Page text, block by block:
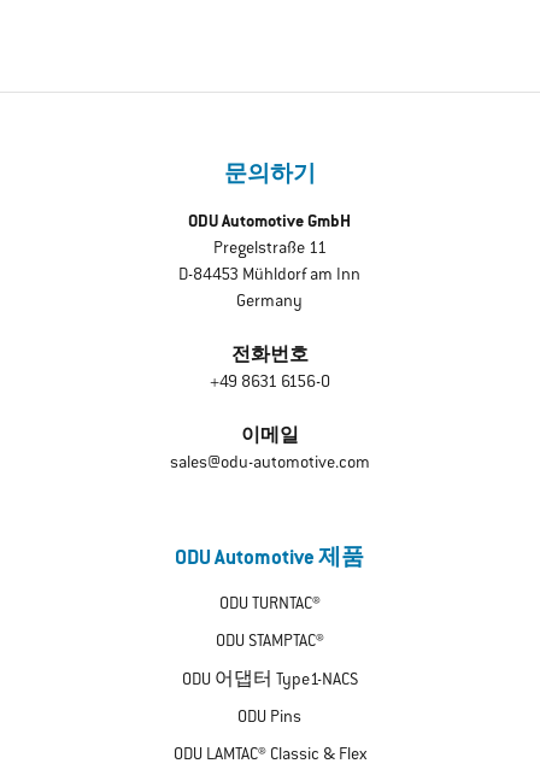
문의하기
ODU Automotive GmbH
Pregelstraße 11
D-84453 Mühldorf am Inn
Germany
전화번호
+49 8631 6156-0
이메일
sales@odu-automotive.com
ODU Automotive 제품
ODU TURNTAC®
ODU STAMPTAC®
ODU 어댑터 Type1-NACS
ODU Pins
ODU LAMTAC® Classic & Flex